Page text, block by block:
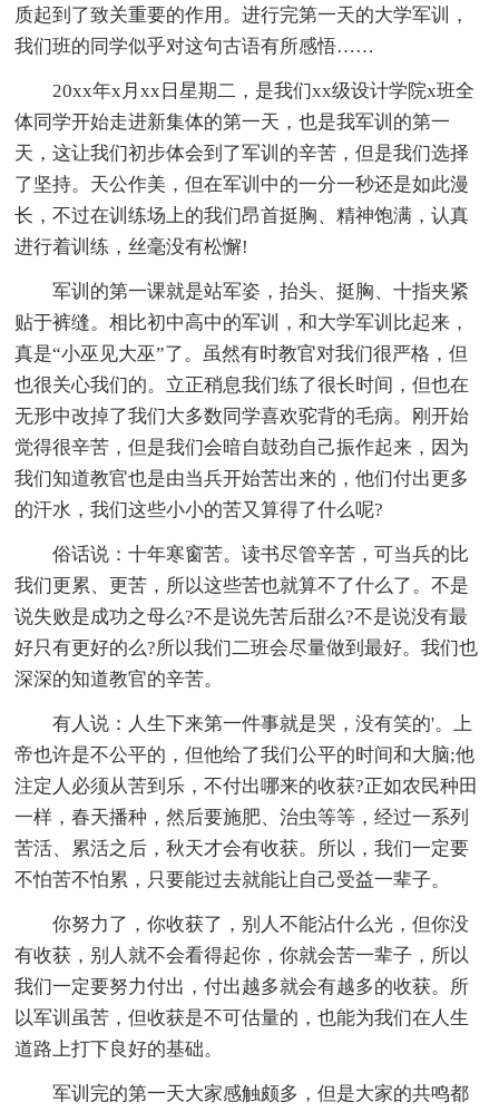
质起到了致关重要的作用。进行完第一天的大学军训，
我们班的同学似乎对这句古语有所感悟……
20xx年x月xx日星期二，是我们xx级设计学院x班全
体同学开始走进新集体的第一天，也是我军训的第一
天，这让我们初步体会到了军训的辛苦，但是我们选择
了坚持。天公作美，但在军训中的一分一秒还是如此漫
长，不过在训练场上的我们昂首挺胸、精神饱满，认真
进行着训练，丝毫没有松懈!
军训的第一课就是站军姿，抬头、挺胸、十指夹紧
贴于裤缝。相比初中高中的军训，和大学军训比起来，
真是“小巫见大巫”了。虽然有时教官对我们很严格，但
也很关心我们的。立正稍息我们练了很长时间，但也在
无形中改掉了我们大多数同学喜欢驼背的毛病。刚开始
觉得很辛苦，但是我们会暗自鼓劲自己振作起来，因为
我们知道教官也是由当兵开始苦出来的，他们付出更多
的汗水，我们这些小小的苦又算得了什么呢?
俗话说：十年寒窗苦。读书尽管辛苦，可当兵的比
我们更累、更苦，所以这些苦也就算不了什么了。不是
说失败是成功之母么?不是说先苦后甜么?不是说没有最
好只有更好的么?所以我们二班会尽量做到最好。我们也
深深的知道教官的辛苦。
有人说：人生下来第一件事就是哭，没有笑的'。上
帝也许是不公平的，但他给了我们公平的时间和大脑;他
注定人必须从苦到乐，不付出哪来的收获?正如农民种田
一样，春天播种，然后要施肥、治虫等等，经过一系列
苦活、累活之后，秋天才会有收获。所以，我们一定要
不怕苦不怕累，只要能过去就能让自己受益一辈子。
你努力了，你收获了，别人不能沾什么光，但你没
有收获，别人就不会看得起你，你就会苦一辈子，所以
我们一定要努力付出，付出越多就会有越多的收获。所
以军训虽苦，但收获是不可估量的，也能为我们在人生
道路上打下良好的基础。
军训完的第一天大家感触颇多，但是大家的共鸣都